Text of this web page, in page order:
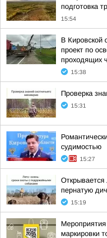
подготовка
15:54
В Кировской
проект по
проходящих
15:38
Проверка
15:31
судимостью
15:27
Открывается
пернатую
15:19
маркировки